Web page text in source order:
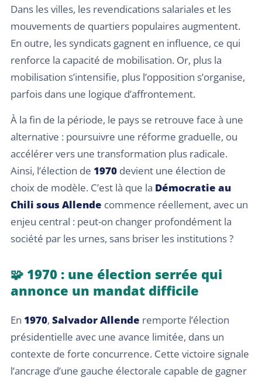
Dans les villes, les revendications salariales et les
mouvements de quartiers populaires augmentent.
En outre, les syndicats gagnent en influence, ce qui
renforce la capacité de mobilisation. Or, plus la
mobilisation s’intensifie, plus l’opposition s’organise,
parfois dans une logique d’affrontement.
À la fin de la période, le pays se retrouve face à une
alternative : poursuivre une réforme graduelle, ou
accélérer vers une transformation plus radicale.
Ainsi, l’élection de 1970 devient une élection de
choix de modèle. C’est là que la Démocratie au
Chili sous Allende commence réellement, avec un
enjeu central : peut-on changer profondément la
société par les urnes, sans briser les institutions ?
🧩 1970 : une élection serrée qui
annonce un mandat difficile
En 1970, Salvador Allende remporte l’élection
présidentielle avec une avance limitée, dans un
contexte de forte concurrence. Cette victoire signale
l’ancrage d’une gauche électorale capable de gagner